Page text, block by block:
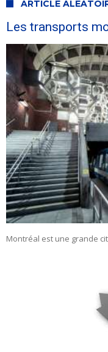
ARTICLE
Les transports
Montréal est une grande